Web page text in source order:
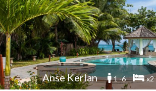
Anse Kerlan 1 -6 x2